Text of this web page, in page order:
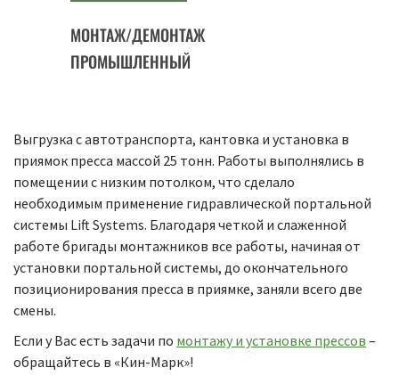
МОНТАЖ/ДЕМОНТАЖ
ПРОМЫШЛЕННЫЙ
Выгрузка с автотранспорта, кантовка и установка в
приямок пресса массой 25 тонн. Работы выполнялись в
помещении с низким потолком, что сделало
необходимым применение гидравлической портальной
системы Lift Systems. Благодаря четкой и слаженной
работе бригады монтажников все работы, начиная от
установки портальной системы, до окончательного
позиционирования пресса в приямке, заняли всего две
смены.
Если у Вас есть задачи по монтажу и установке прессов –
обращайтесь в «Кин-Марк»!